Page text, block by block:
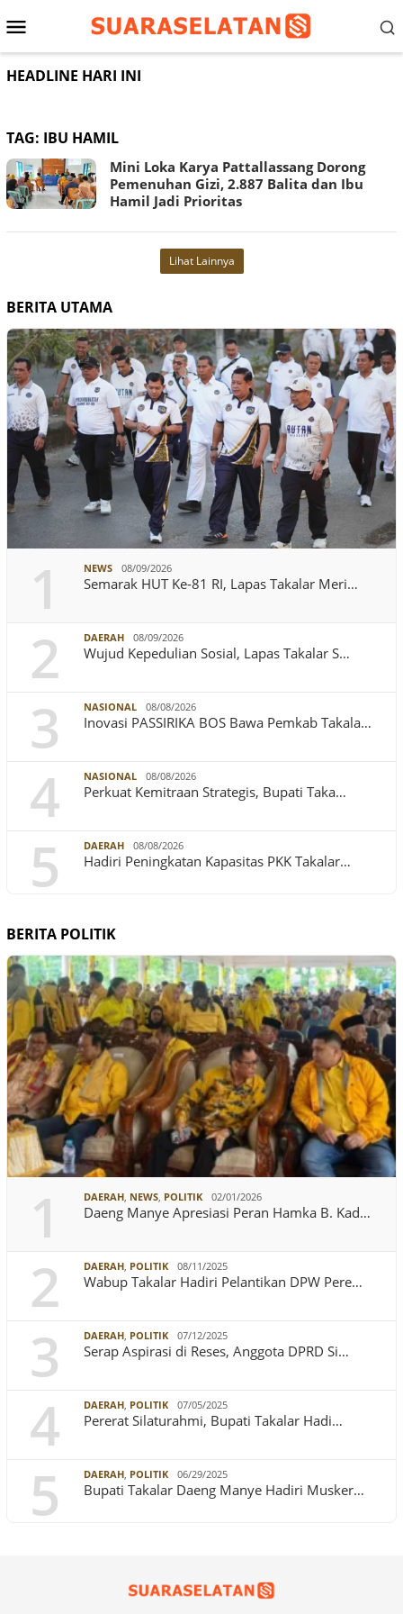
ke
Menu
Mobile
HEADLINE HARI INI
TAG: IBU HAMIL
Mini Loka Karya Pattallassang Dorong
Pemenuhan Gizi, 2.887 Balita dan Ibu
Hamil Jadi Prioritas
Lihat Lainnya
BERITA UTAMA
1 NEWS 08/09/2026
Semarak HUT Ke-81 RI, Lapas Takalar Meri…
2 DAERAH 08/09/2026
Wujud Kepedulian Sosial, Lapas Takalar S…
3 NASIONAL 08/08/2026
Inovasi PASSIRIKA BOS Bawa Pemkab Takala…
4 NASIONAL 08/08/2026
Perkuat Kemitraan Strategis, Bupati Taka…
5 DAERAH 08/08/2026
Hadiri Peningkatan Kapasitas PKK Takalar…
BERITA POLITIK
1 DAERAH, NEWS, POLITIK 02/01/2026
Daeng Manye Apresiasi Peran Hamka B. Kad…
2 DAERAH, POLITIK 08/11/2025
Wabup Takalar Hadiri Pelantikan DPW Pere…
3 DAERAH, POLITIK 07/12/2025
Serap Aspirasi di Reses, Anggota DPRD Si…
4 DAERAH, POLITIK 07/05/2025
Pererat Silaturahmi, Bupati Takalar Hadi…
5 DAERAH, POLITIK 06/29/2025
Bupati Takalar Daeng Manye Hadiri Musker…